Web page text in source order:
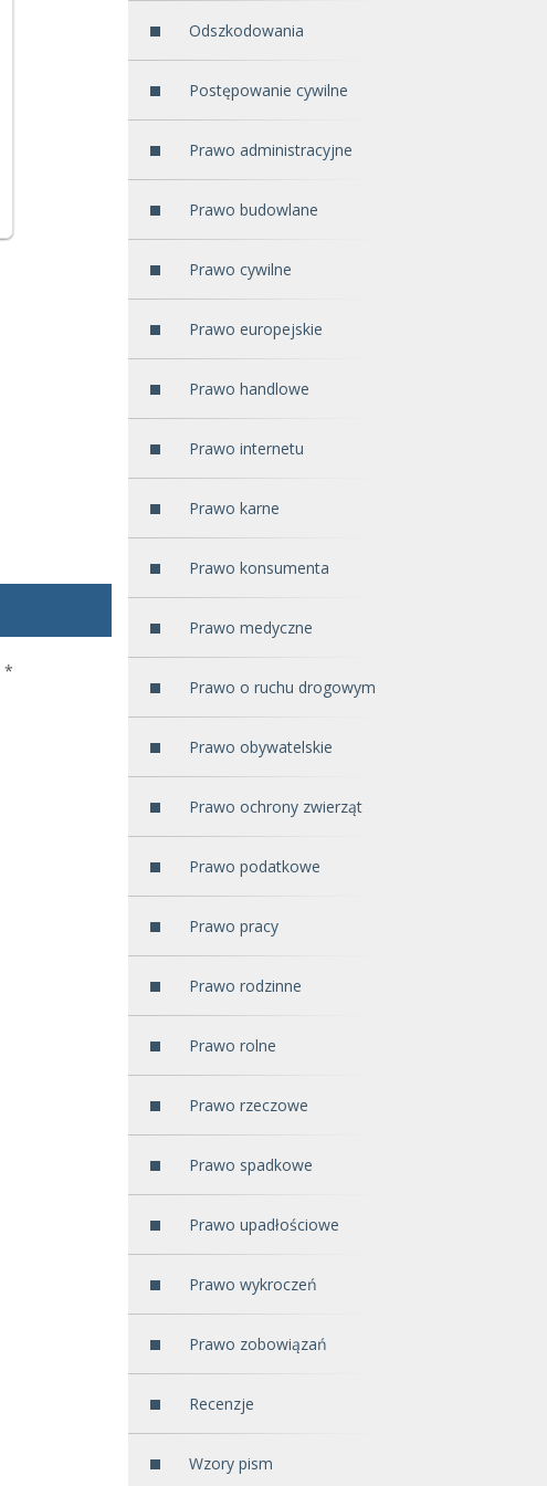
*
Odszkodowania
Postępowanie cywilne
Prawo administracyjne
Prawo budowlane
Prawo cywilne
Prawo europejskie
Prawo handlowe
Prawo internetu
Prawo karne
Prawo konsumenta
Prawo medyczne
Prawo o ruchu drogowym
Prawo obywatelskie
Prawo ochrony zwierząt
Prawo podatkowe
Prawo pracy
Prawo rodzinne
Prawo rolne
Prawo rzeczowe
Prawo spadkowe
Prawo upadłościowe
Prawo wykroczeń
Prawo zobowiązań
Recenzje
Wzory pism